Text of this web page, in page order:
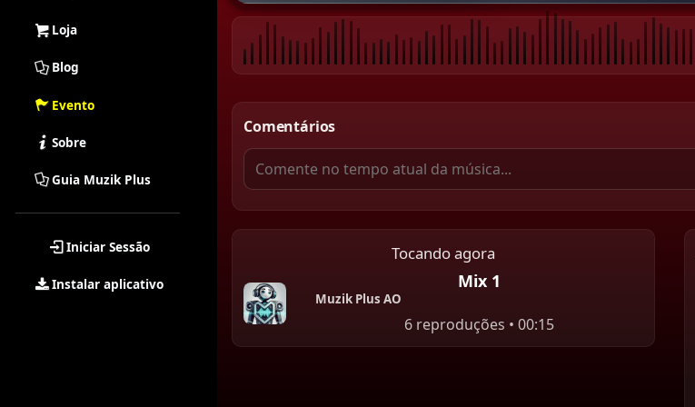
Loja
Blog
Evento
Sobre
Guia Muzik Plus
Iniciar Sessão
Instalar aplicativo
Comentários
Tocando agora
Mix 1
Muzik Plus AO
6 reproduções • 00:15